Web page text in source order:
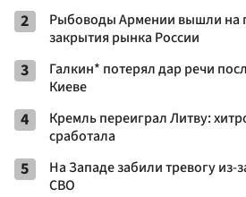
2
Рыбоводы Армении вышли на
закрытия рынка России
3
Галкин* потерял дар речи
Киеве
4
Кремль переиграл Литву:
сработала
5
На Западе забили тревогу из-
СВО